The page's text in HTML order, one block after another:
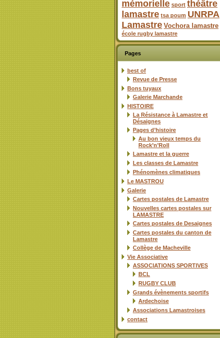
mémorielle sport théâtre
lamastre tsa poum UNRPA
Lamastre Vochora lamastre
école rugby lamastre
Pages
best of
Revue de Presse
Bons tuyaux
Galerie Marchande
HISTOIRE
La Résistance à Lamastre et
Désaignes
Pages d’histoire
Au bon vieux temps du
Rock’n’Roll
Lamastre et la guerre
Les classes de Lamastre
Phénomènes climatiques
Le MASTROU
Galerie
Cartes postales de Lamastre
Nouvelles cartes postales sur
LAMASTRE
Cartes postales de Desaignes
Cartes postales du canton de
Lamastre
Collège de Macheville
Vie Associative
ASSOCIATIONS SPORTIVES
BCL
RUGBY CLUB
Grands évènements sportifs
Ardechoise
Associations Lamastroises
contact